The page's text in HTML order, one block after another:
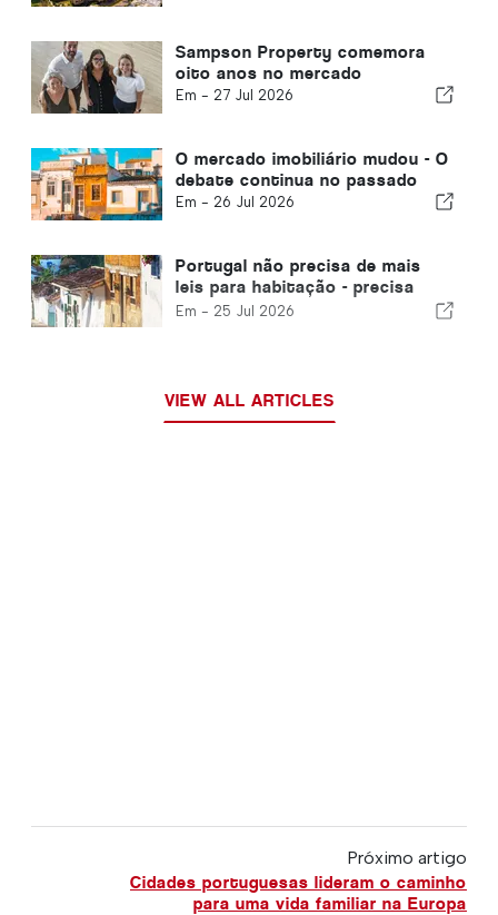
Sampson Property comemora
oito anos no mercado
Em - 27 Jul 2026
O mercado imobiliário mudou - O
debate continua no passado
Em - 26 Jul 2026
Portugal não precisa de mais
leis para habitação - precisa
funcionar!
Em - 25 Jul 2026
VIEW ALL ARTICLES
Próximo artigo
Cidades portuguesas lideram o caminho
para uma vida familiar na Europa